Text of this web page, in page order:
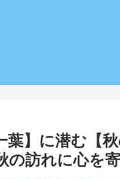
葉】に潜む【
の訪れに心を